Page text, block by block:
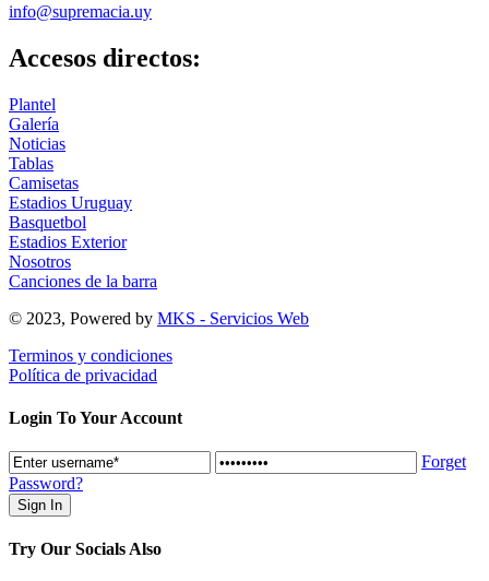
info@supremacia.uy
Accesos directos:
Plantel
Galería
Noticias
Tablas
Camisetas
Estadios Uruguay
Basquetbol
Estadios Exterior
Nosotros
Canciones de la barra
© 2023, Powered by MKS - Servicios Web
Terminos y condiciones
Política de privacidad
Login To Your Account
Forget
Password?
Try Our Socials Also